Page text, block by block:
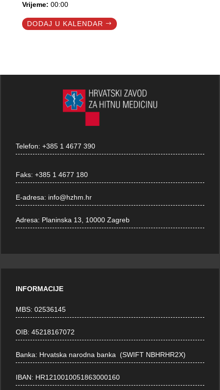
Vrijeme: 00:00
DODAJ U KALENDAR
Telefon:+385 1 4677 390
Faks:+385 1 4677 180
E-adresa: info@hzhm.hr
Adresa: Planinska 13, 10000 Zagreb
INFORMACIJE
MBS: 02536145
OIB: 45218167072
Banka: Hrvatska narodna banka (SWIFT NBHRHR2X)
IBAN: HR1210010051863000160